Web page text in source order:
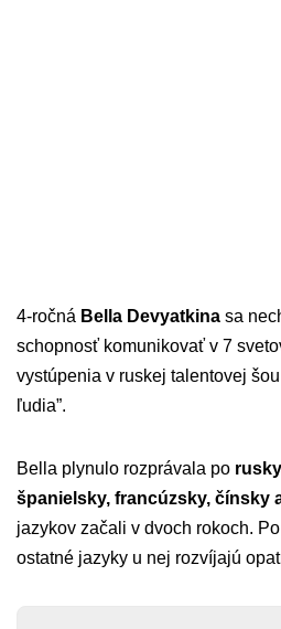
4-ročná Bella Devyatkina sa
schopnosť komunikovať v 7
vystúpenia v ruskej talentovej
ľudia”.
Bella plynulo rozprávala po
španielsky, francúzsky, čínsky
jazykov začali v dvoch rokoch.
ostatné jazyky u nej rozvíjajú